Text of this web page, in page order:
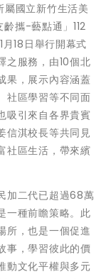
屬國立新竹生活美
齡攜-藝點通」112
18日舉行開幕式
之服務，由10個北
果，展示內容涵蓋
社區學習等不同面
吸引來自各界貴賓
信淇校長等共同見
社區生活，帶來繽
加二代已超過68萬
一種前瞻策略。此
所，也是一個促進
事，學習彼此的價
動文化平權與多元